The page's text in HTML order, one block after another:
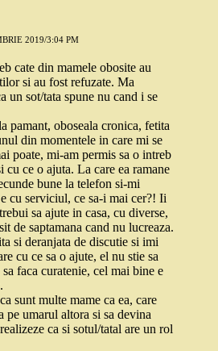
2019/3:04 PM
cate din mamele obosite au
si au fost refuzate. Ma
un sot/tata spune nu cand i se
pamant, oboseala cronica, fetita
din momentele in care mi se
poate, mi-am permis sa o intreb
cu ce o ajuta. La care ea ramane
bune la telefon si-mi
cu serviciul, ce sa-i mai cer?! Ii
sa ajute in casa, cu diverse,
de saptamana cand nu lucreaza.
si deranjata de discutie si imi
cu ce sa o ajute, el nu stie sa
sa faca curatenie, cel mai bine e
sunt multe mame ca ea, care
pe umarul altora si sa devina
ca si sotul/tatal are un rol